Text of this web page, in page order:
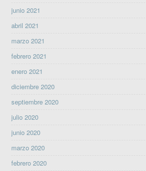
junio 2021
abril 2021
marzo 2021
febrero 2021
enero 2021
diciembre 2020
septiembre 2020
julio 2020
junio 2020
marzo 2020
febrero 2020